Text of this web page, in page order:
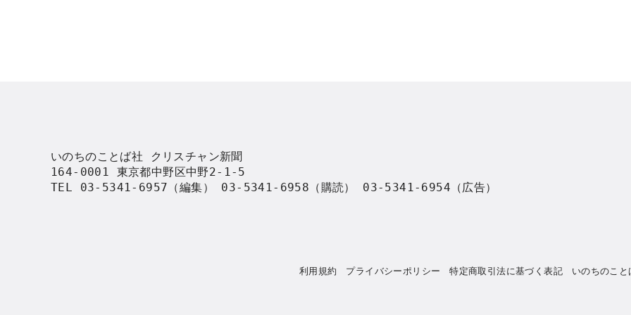
いのちのことば社 クリスチャン新聞
164-0001 東京都中野区中野2-1-5
TEL 03-5341-6957（編集） 03-5341-6958（購読） 03-5341-6954（広告）
利用規約 プライバシーポリシー 特定商取引法に基づく表記 いのちのこと